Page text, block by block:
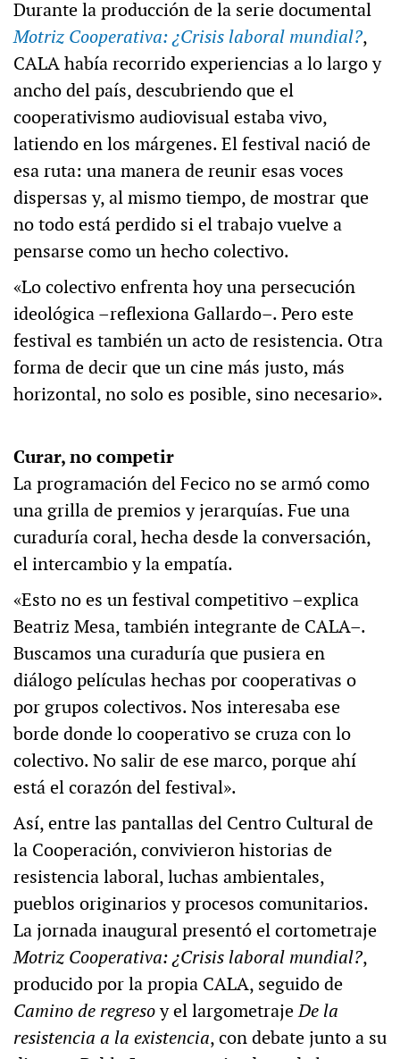
Durante la producción de la serie documental
Motriz Cooperativa: ¿Crisis laboral mundial?,
CALA había recorrido experiencias a lo largo y
ancho del país, descubriendo que el
cooperativismo audiovisual estaba vivo,
latiendo en los márgenes. El festival nació de
esa ruta: una manera de reunir esas voces
dispersas y, al mismo tiempo, de mostrar que
no todo está perdido si el trabajo vuelve a
pensarse como un hecho colectivo.
«Lo colectivo enfrenta hoy una persecución
ideológica –reflexiona Gallardo–. Pero este
festival es también un acto de resistencia. Otra
forma de decir que un cine más justo, más
horizontal, no solo es posible, sino necesario».
Curar, no competir
La programación del Fecico no se armó como
una grilla de premios y jerarquías. Fue una
curaduría coral, hecha desde la conversación,
el intercambio y la empatía.
«Esto no es un festival competitivo –explica
Beatriz Mesa, también integrante de CALA–.
Buscamos una curaduría que pusiera en
diálogo películas hechas por cooperativas o
por grupos colectivos. Nos interesaba ese
borde donde lo cooperativo se cruza con lo
colectivo. No salir de ese marco, porque ahí
está el corazón del festival».
Así, entre las pantallas del Centro Cultural de
la Cooperación, convivieron historias de
resistencia laboral, luchas ambientales,
pueblos originarios y procesos comunitarios.
La jornada inaugural presentó el cortometraje
Motriz Cooperativa: ¿Crisis laboral mundial?,
producido por la propia CALA, seguido de
Camino de regresoy el largometrajeDe la
resistencia a la existencia, con debate junto a su